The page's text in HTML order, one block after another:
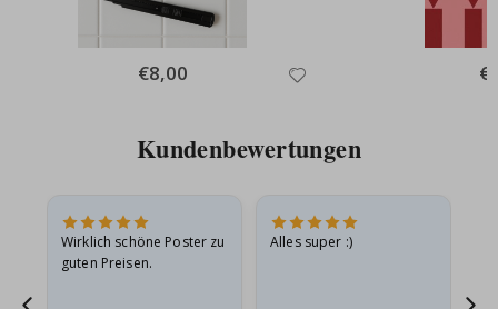
Special
Price
€8,00
Kundenbewertungen
Wirklich schöne Poster zu
guten Preisen.
Alles super :)